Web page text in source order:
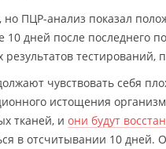
но ПЦР-анализ показал
10 дней после последнего
результатов
чувствовать себя
истощения
тканей, и они будут
в отсчитывании 10